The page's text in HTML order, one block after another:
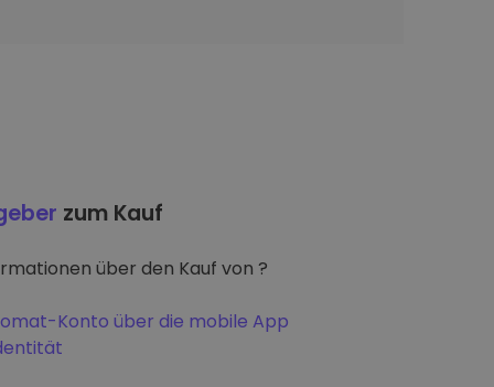
zum Kauf
über den Kauf von ?
Konto über die mobile App